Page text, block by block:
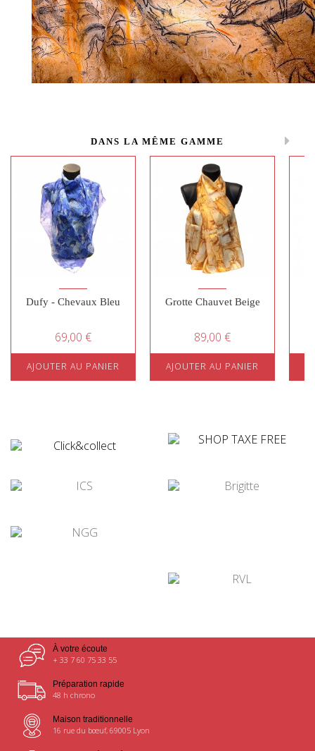
DANS LA MÊME GAMME
Dufy - Chevaux Bleu
69,00 €
AJOUTER AU PANIER
Grotte Chauvet Beige
89,00 €
AJOUTER AU PANIER
À votre écoute
+ 33 7 60 75 33 55
Préparation rapide
48 h chrono
Maison traditionnelle
16 rue du bœuf, 69005 Lyon